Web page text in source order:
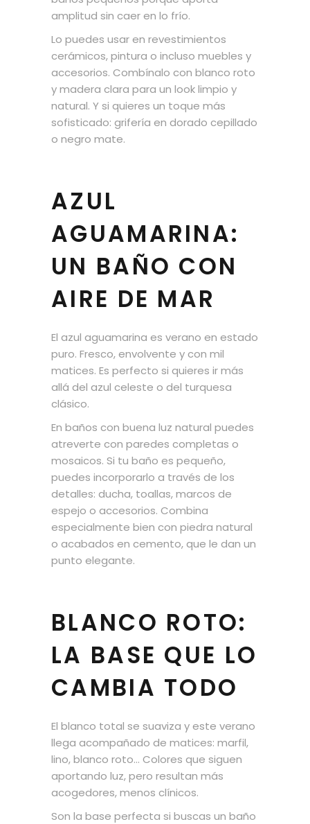
amplitud sin caer en lo frío.
Lo puedes usar en revestimientos
cerámicos, pintura o incluso muebles y
accesorios. Combínalo con blanco roto
y madera clara para un look limpio y
natural. Y si quieres un toque más
sofisticado: grifería en dorado cepillado
o negro mate.
AZUL
AGUAMARINA:
UN BAÑO CON
AIRE DE MAR
El azul aguamarina es verano en estado
puro. Fresco, envolvente y con mil
matices. Es perfecto si quieres ir más
allá del azul celeste o del turquesa
clásico.
En baños con buena luz natural puedes
atreverte con paredes completas o
mosaicos. Si tu baño es pequeño,
puedes incorporarlo a través de los
detalles: ducha, toallas, marcos de
espejo o accesorios. Combina
especialmente bien con piedra natural
o acabados en cemento, que le dan un
punto elegante.
BLANCO ROTO:
LA BASE QUE LO
CAMBIA TODO
El blanco total se suaviza y este verano
llega acompañado de matices: marfil,
lino, blanco roto… Colores que siguen
aportando luz, pero resultan más
acogedores, menos clínicos.
Son la base perfecta si buscas un baño